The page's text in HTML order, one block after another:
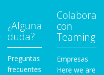
¿Alguna
duda?
Preguntas
frecuentes
Colabora
con
Teaming
Empresas
Here we are